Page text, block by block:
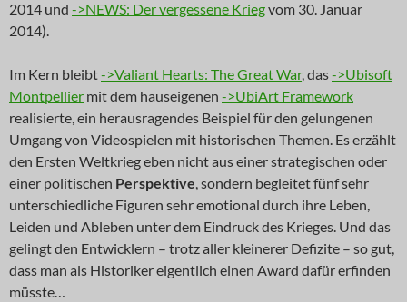
2014 und ->NEWS: Der vergessene Kriegvom 30. Januar
2014).
Im Kern bleibt->Valiant Hearts: The Great War, das->Ubisoft
Montpellier mit dem hauseigenen ->UbiArt Framework
realisierte, ein herausragendes Beispiel für den gelungenen
Umgang von Videospielen mit historischen Themen. Es erzählt
den Ersten Weltkrieg eben nicht aus einer strategischen oder
einer politischen Perspektive, sondern begleitet fünf sehr
unterschiedliche Figuren sehr emotional durch ihre Leben,
Leiden und Ableben unter dem Eindruck des Krieges. Und das
gelingt den Entwicklern – trotz aller kleinerer Defizite – so gut,
dass man als Historiker eigentlich einen Award dafür erfinden
müsste…